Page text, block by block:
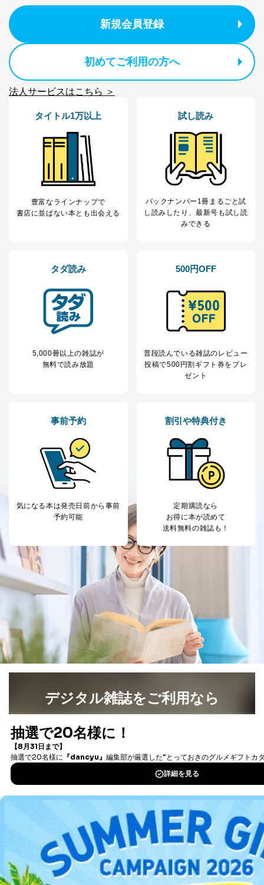
7 トに登録された方
当社のサービス利用状況の把握お
よびその分析のため
お問い合わせ対応、トラブル対
その他当社のプライバシーポリシ
※上記の利用目的のうちNo.1～5については保有個人デ
ータ（開示対象個人情報）の利用目的であり、下記4.の
開示等のご請求に対応させていただきます。
なお、6、7については、パートナー（提携企業）様又は
各SNS運営会社様にご請求いただきますようお願い致し
３．個人情報の第三者提供について
当社は、取得した個人情報を適切に管理し､あらかじめ
本人の同意を得ることなく第三者に提供することはあり
ません。ただし、次の場合は除きます。
き。
に特に必要がある場合であって、本人の同意を得るこ
とが困難である場合。
国の機関もしくは地方公共団体またはその委託を受け
た者が法令の定める事務を遂行することに対して協力
により当該事務の遂行に支障を及ぼすおそれがあると
き。
上記２．の利用目的を実施するために守秘義務を結ん
委託・提供先企業は具体的には以下のような企業です
が、これらに限りません。
委託先：カスタマーサポート支援会社 、クレジッ
トカード決済などの決済代行・料金回収会社、広
告配信サービス会社
提供先：出版社、出版物発売元、卸売会社、販売
店など商品の供給者、梱包会社、配送会社、新聞
４．開示対象個人情報の「開示」「訂正」等の請求につ
当社は、本人から、開示対象個人情報について利用目的
の通知を求められた場合には、遅滞なくこれに応じま
す。ただし、以下①～④のいずれかに該当する場合は、
利用目的の通知を行なうことはできません。そのとき
は、本人に遅滞無くその旨を通知するとともに、理由を
説明させていただきます。
①利用目的を本人に通知し、又は公表することによって
本人又は第三者の生命、身体、財産その他の権利利益を
害するおそれがある場合
②利用目的を本人に通知し、又は公表することによって
③国の機関又は地方公共団体が法令の定める事務を遂行
することに対して協力する必要がある場合であって、利
用目的を本人に通知し、又は公表することによって当該
④開示対象個人情報の利用目的が明らかな場合
開示対象個人情報については、保有個人データの本人ま
たはその代理人からの利用目的の通知、開示、変更等
個人情報は「マイページ」にログインしていただくこと
で、訂正、追加、変更を行っていただくことが出来ま
す。マイページをご利用いただけない方、その他の方に
つきましては、下記Aをご覧ください。 また、ご登録い
ただいた個人情報のうち、市町村などの名称および郵便
番号、金融機関の名称あるいはクレジットカードの有効
期限など、商品のお届けやご請求を行う上で支障がある
新規会員登録
初めてご利用の方へ
法人サービスはこちら ＞
タイトル1万以上
豊富なラインナップで
書店に並ばない本とも出会える
試し読み
バックナンバー1冊まるごと試
し読み したり、最新号も試し読
みできる
タダ読み
5,000冊以上の雑誌が
無料で読み放題
500円OFF
普段読んでいる雑誌のレビュー
投稿で500円割ギフト券をプレ
ゼント
事前予約
気になる本は発売日前から事前
予約可能
割引や特典付き
定期購読なら
お得に本が読めて
送料無料の雑誌も！
デジタル雑誌をご利用なら
書籍）が無料で読み放題！
DOWNLOAD FOR IOS
DOWNLOAD FOR ANDROID
ご利用方法はこちら